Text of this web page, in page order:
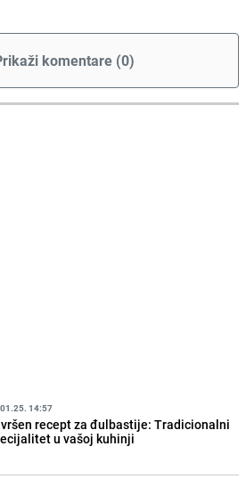
komentare (0)
14:57
recept za đulbastije: Tradicionalni
u vašoj kuhinji